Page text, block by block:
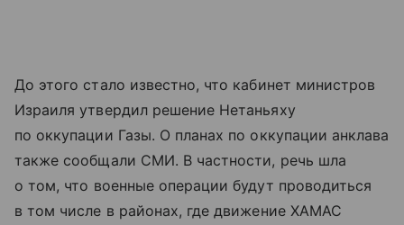
До этого стало известно, что кабинет министров
Израиля утвердил решение Нетаньяху
по оккупации Газы. О планах по оккупации анклава
также сообщали СМИ. В частности, речь шла
о том, что военные операции будут проводиться
в том числе в районах, где движение ХАМАС